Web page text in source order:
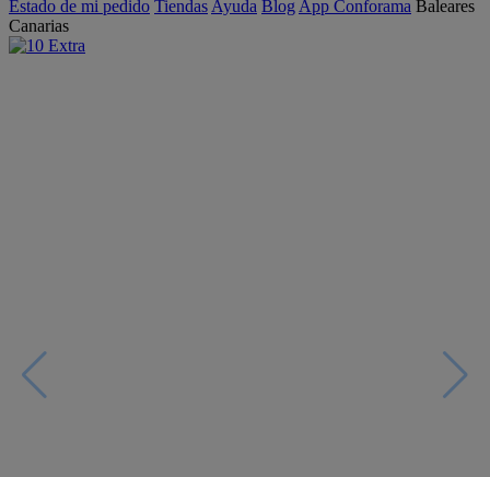
Estado de mi pedido Tiendas Ayuda Blog App Conforama Baleares
Canarias